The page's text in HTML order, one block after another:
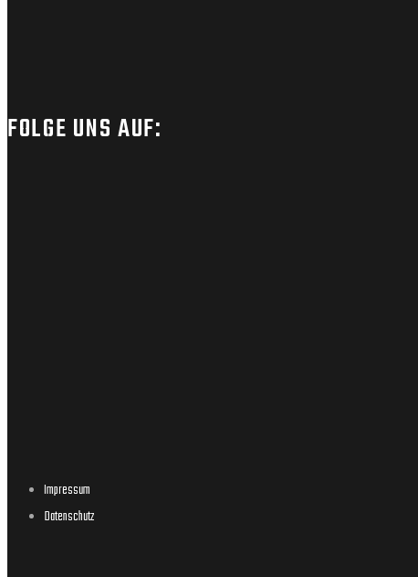
FOLGE UNS AUF:
Impressum
Datenschutz